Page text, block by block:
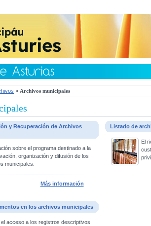
» Archivos municipales
y Recuperación de Archivos
sobre el programa destinado a la
organización y difusión de los
municipales.
Más información
Listado de
El
en los archivos municipales
el acceso a los registros descriptivos